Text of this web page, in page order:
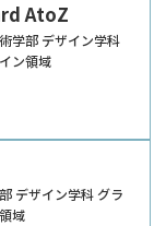
AtoZ
学部 デザイン学科
ン領域
デザイン学科 グラ
域